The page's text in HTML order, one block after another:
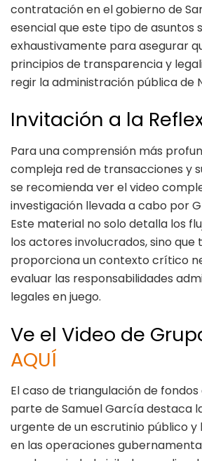
contratación en el gobierno de
esencial que este tipo de asuntos
exhaustivamente para asegurar
principios de transparencia y
regir la administración pública de
Invitación a la
Para una comprensión más
compleja red de transacciones y
se recomienda ver el video
investigación llevada a cabo por
Este material no solo detalla los
los actores involucrados, sino que
proporciona un contexto crítico
evaluar las responsabilidades
legales en juego.
Ve el Video de
AQUÍ
El caso de triangulación de
parte de Samuel García destaca
urgente de un escrutinio público y
en las operaciones